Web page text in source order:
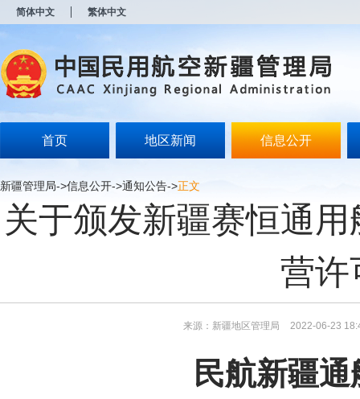
简体中文 繁体中文
首页 地区新闻 信息公开
新疆管理局->信息公开->通知公告->正文
关于颁发新疆赛恒通
营许
来源：新疆地区管理局 2022-06-23
民航新疆通
开
无
障
说
按
Alt
波
浪